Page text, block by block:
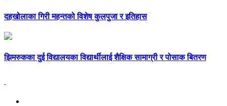
दहखोलाका गिरी महन्तको विशेष कुलपुजा र इतिहास
झिमरुकका दुई विद्यालयका विद्यार्थीलाई शैक्षिक सामाग्री र पोसाक बितरण